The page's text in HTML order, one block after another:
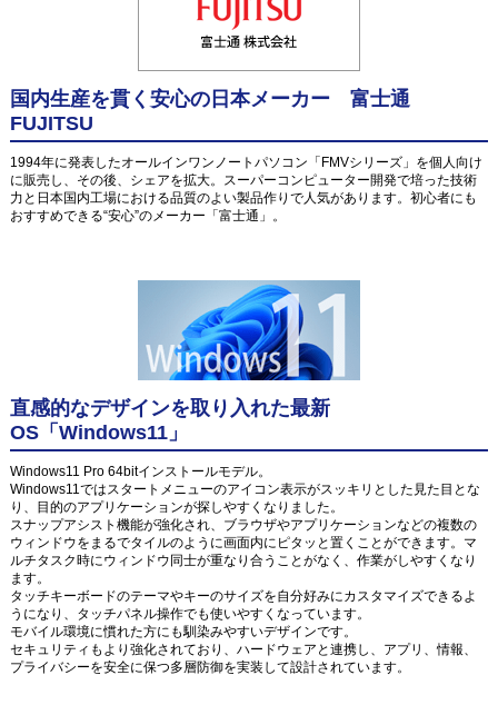
国内生産を貫く安心の日本メーカー 富士通
FUJITSU
1994年に発表したオールインワンノートパソコン「FMVシリーズ」を個人向け
に販売し、その後、シェアを拡大。スーパーコンピューター開発で培った技術
力と日本国内工場における品質のよい製品作りで人気があります。初心者にも
おすすめできる“安心”のメーカー「富士通」。
直感的なデザインを取り入れた最新
OS「Windows11」
Windows11 Pro 64bitインストールモデル。
Windows11ではスタートメニューのアイコン表示がスッキリとした見た目とな
り、目的のアプリケーションが探しやすくなりました。
スナップアシスト機能が強化され、ブラウザやアプリケーションなどの複数の
ウィンドウをまるでタイルのように画面内にピタッと置くことができます。マ
ルチタスク時にウィンドウ同士が重なり合うことがなく、作業がしやすくなり
ます。
タッチキーボードのテーマやキーのサイズを自分好みにカスタマイズできるよ
うになり、タッチパネル操作でも使いやすくなっています。
モバイル環境に慣れた方にも馴染みやすいデザインです。
セキュリティもより強化されており、ハードウェアと連携し、アプリ、情報、
プライバシーを安全に保つ多層防御を実装して設計されています。